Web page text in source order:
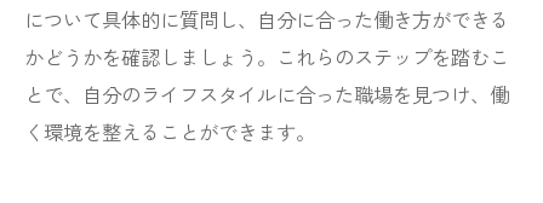
について具体的に質問し、自分に合った働き方ができる
かどうかを確認しましょう。これらのステップを踏むこ
とで、自分のライフスタイルに合った職場を見つけ、働
く環境を整えることができます。